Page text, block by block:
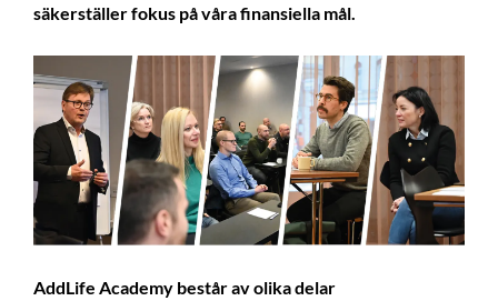
säkerställer fokus på våra finansiella mål.
AddLife Academy består av olika delar